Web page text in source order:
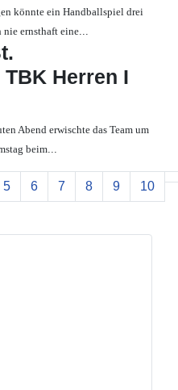
könnte ein Handballspiel drei
nie ernsthaft eine
Herren I
Abend erwischte das Team um
beim
Seite 4 von 49
5 6 7 8 9 10